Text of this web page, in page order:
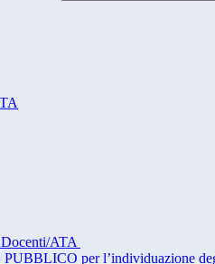
ATA
per l’individuazione